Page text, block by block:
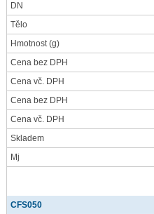
DN
Tělo
Hmotnost(g)
Cena bez DPH
Cena vč. DPH
Cena bez DPH
Cena vč. DPH
Skladem
Mj
CFS050